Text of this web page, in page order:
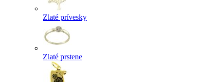
Zlaté prívesky
Zlaté prstene